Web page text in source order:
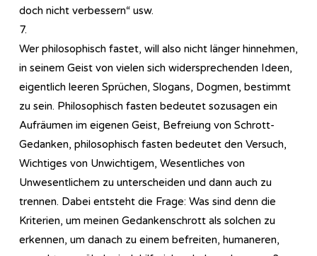
doch nicht verbessern“ usw.
7.
Wer philosophisch fastet, will also nicht länger hinnehmen,
in seinem Geist von vielen sich widersprechenden Ideen,
eigentlich leeren Sprüchen, Slogans, Dogmen, bestimmt
zu sein. Philosophisch fasten bedeutet sozusagen ein
Aufräumen im eigenen Geist, Befreiung von Schrott-
Gedanken, philosophisch fasten bedeutet den Versuch,
Wichtiges von Unwichtigem, Wesentliches von
Unwesentlichem zu unterscheiden und dann auch zu
trennen. Dabei entsteht die Frage: Was sind denn die
Kriterien, um meinen Gedankenschrott als solchen zu
erkennen, um danach zu einem befreiten, humaneren,